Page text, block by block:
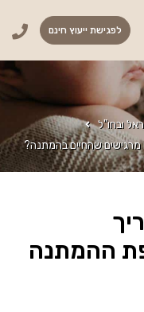
לפגישת ייעוץ חינם
ובחו"ל
מרגישים שהחיים בהמתנה?
ההמתנה